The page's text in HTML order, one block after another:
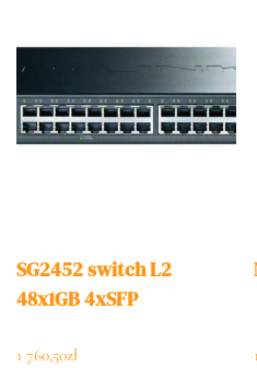
SG2452 switch L2
48x1GB 4xSFP
1 760,50zł